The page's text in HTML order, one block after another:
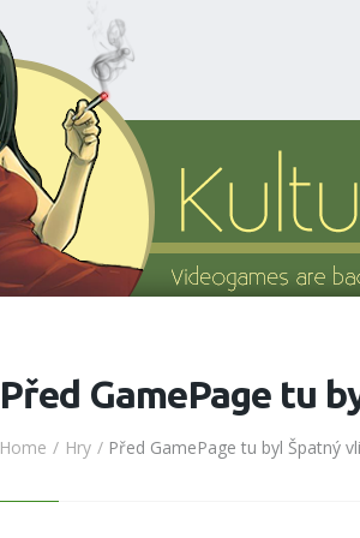
Před GamePage tu
Home Hry Před GamePage tu byl Špatný